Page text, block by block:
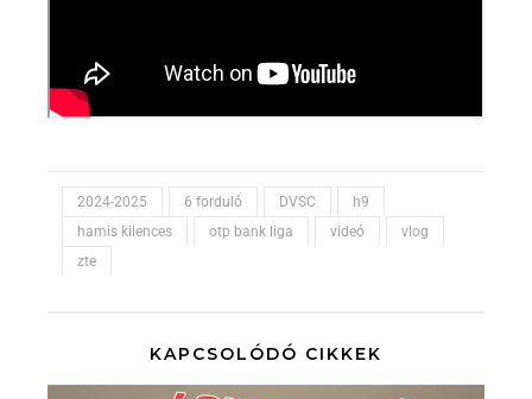
2024-2025 6 forduló DVSC
h9
hamis kilences
otp bank liga videó
vlog
zte
KAPCSOLÓDÓ CIKKEK